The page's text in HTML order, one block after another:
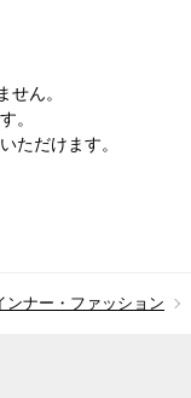
せん。
。
ただけます。
ンナー・ファッション